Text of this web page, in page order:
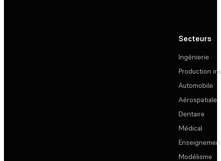
Secteurs
Ingénierie
Production
Automobile
Aérospatiale
Dentaire
Médical
Modélisme